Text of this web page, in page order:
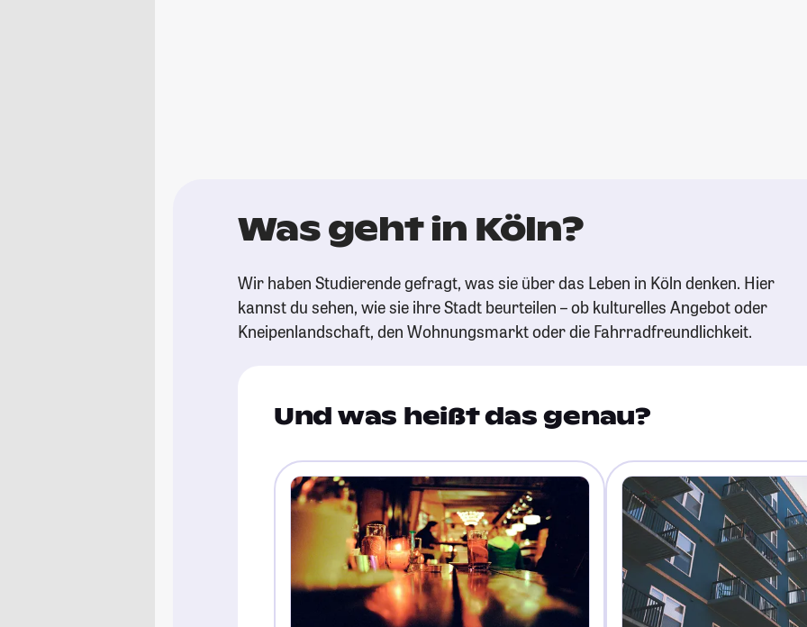
Was geht in Köln?
Wir haben Studierende gefragt, was sie über das Leben in Köln denken. Hier
kannst du sehen, wie sie ihre Stadt beurteilen – ob kulturelles Angebot oder
Kneipenlandschaft, den Wohnungsmarkt oder die Fahrradfreundlichkeit.
Und was heißt das genau?